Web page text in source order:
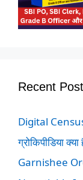
Recent
Digital
ग्रोकिपीडिया
Garnishee